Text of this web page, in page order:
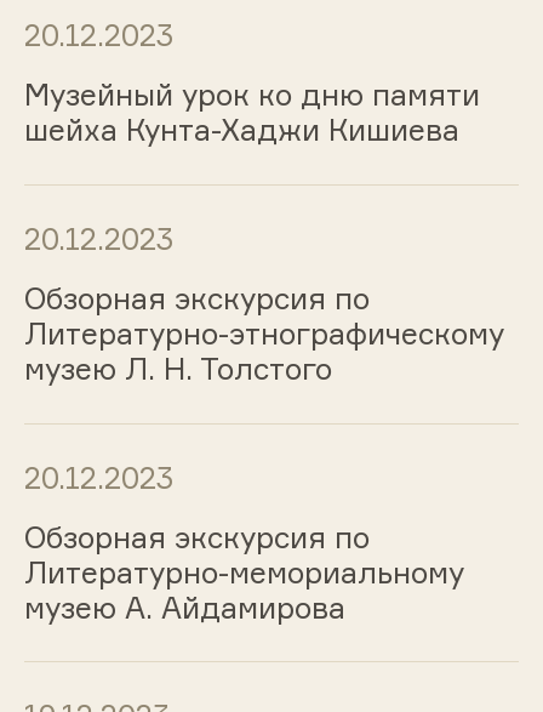
20.12.2023
Музейный урок ко дню памяти
шейха Кунта-Хаджи Кишиева
20.12.2023
Обзорная экскурсия по
Литературно-этнографическому
музею Л. Н. Толстого
20.12.2023
Обзорная экскурсия по
Литературно-мемориальному
музею А. Айдамирова